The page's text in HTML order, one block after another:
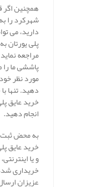
همچنین
شهرکرد را
دارید، می
پلی یورتان
مراجعه
پاششی ما
مورد نظر
دهید. تنها
خرید عایق
انجام دهید.
به محض
خرید عایق
و یا
خریداری
عزیزان